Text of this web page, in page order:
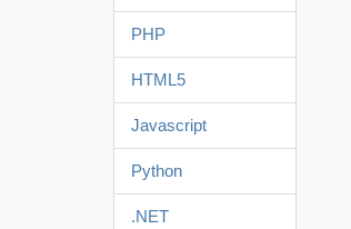
PHP
HTML5
Javascript
Python
.NET